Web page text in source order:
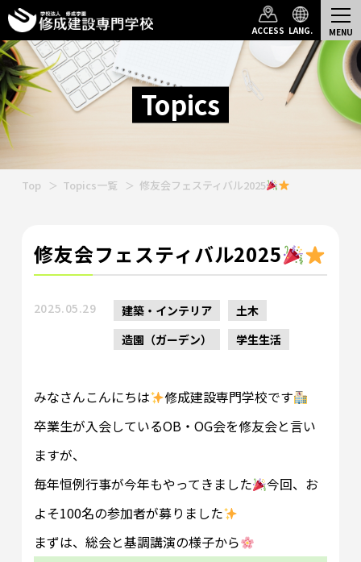
ACCESS LANG.
Topics
Top Topics一覧 修友会フェスティバル2025
修友会フェスティバル2025
2025.05.29 建築・インテリア
土木
造園（ガーデン）
学生生活
みなさんこんにちは
修成建設専門学校です
卒業生が入会しているOB・OG会を修友会と言い
ますが、
毎年恒例行事が今年もやってきました
今回、お
よそ100名の参加者が募りました
まずは、総会と基調講演の様子から